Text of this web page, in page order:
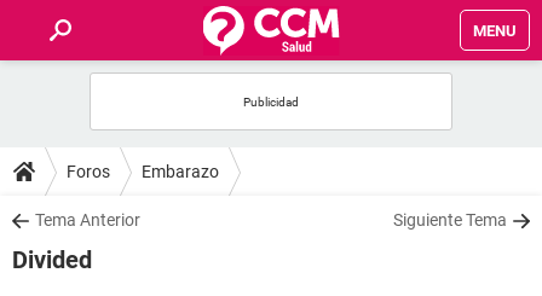
MENU
FOROS
SALUD
Foros Embarazo
Tema Anterior Siguiente Tema
Divided